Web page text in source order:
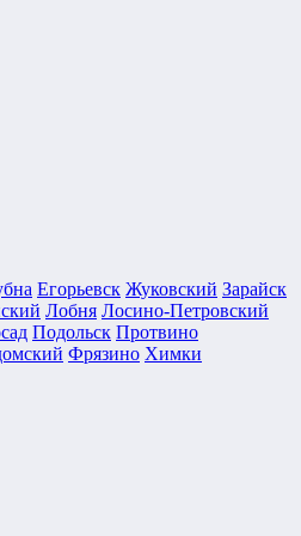
Егорьевск Жуковский Зарайск
Лобня Лосино-Петровский
Подольск Протвино
Фрязино Химки